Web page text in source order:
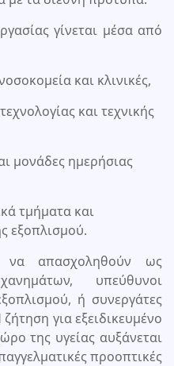
γίνεται μέσα από
και κλινικές,
και τεχνικής
μονάδες ημερήσιας
τμήματα και
εξοπλισμού.
να απασχοληθούν ως
υπεύθυνοι
ή συνεργάτες
για εξειδικευμένο
της υγείας αυξάνεται
προοπτικές